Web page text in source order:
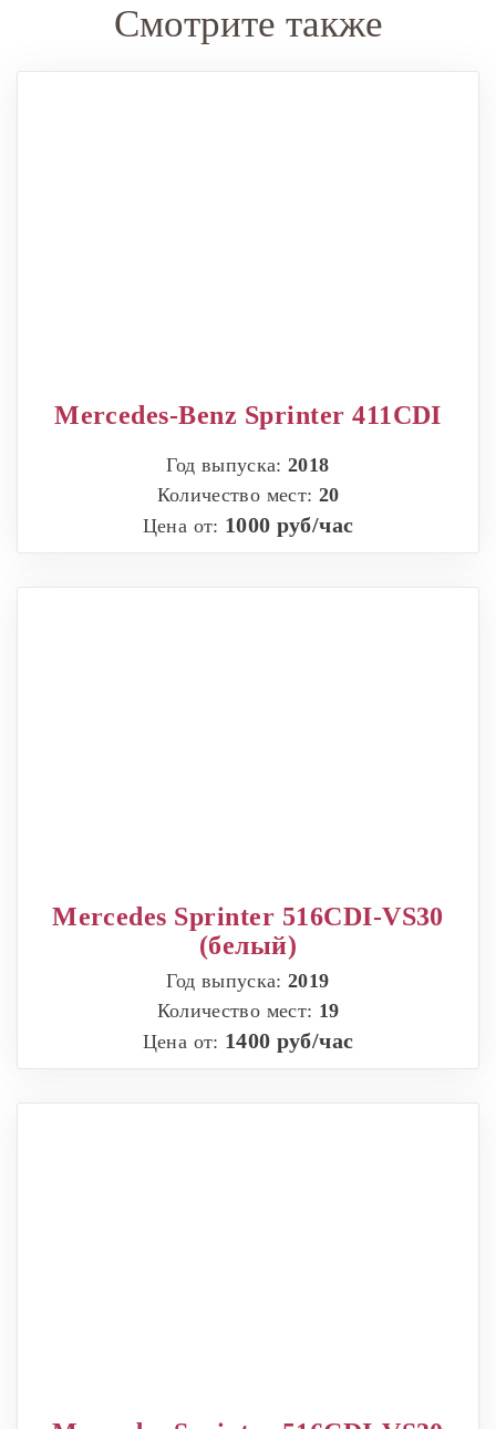
Смотрите также
Mercedes-Benz Sprinter 411CDI
Год выпуска:2018
Количество мест: 20
Цена от: 1000 руб/час
Mercedes Sprinter 516CDI-VS30
(белый)
Год выпуска:2019
Количество мест: 19
Цена от: 1400 руб/час